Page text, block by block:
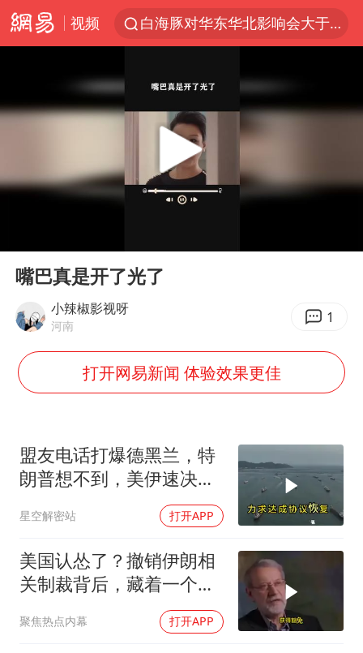
视频
白海豚对华东华北影响会大于巴威
浙江省甬江发生2026年第1号洪水
白海豚北上或致京津冀暴雨
上海全力守护市民“菜篮子”
猫咪过火把节被抹成黑猫
暴雨预报为何有时感觉不准
总书记点赞的非遗苗绣焕发新生机
Play
嘴巴真是开了光了
小辣椒影视呀
河南 1
打开网易新闻 体验效果更佳
盟友电话打爆德黑兰，特
朗普想不到，美伊速决
战，怎么就打成了一部连
续剧？
星空解密站 打开APP
美国认怂了？撤销伊朗相
关制裁背后，藏着一个说
聚焦热点内幕 打开APP